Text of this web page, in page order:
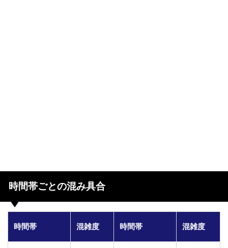
時間帯ごとの混み具合
時間帯 混雑度 時間帯 混雑度